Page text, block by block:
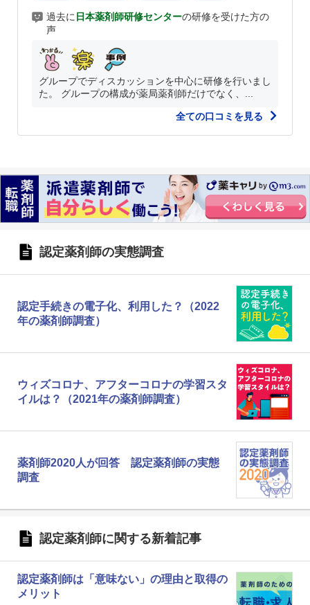
過去に 日本薬剤師研修センターの研修を受けた方の
声
グループでディスカッションを中心に研修を行いまし
た。 グループの構成が薬局薬剤師だけでなく、...
全ての口コミを見る
認定薬剤師の実態調査
認定手続きの電子化、利用した？（2022
年の薬剤師調査）
ウィズコロナ、アフターコロナの学習スタ
イルは？（2021年の薬剤師調査）
薬剤師2020人が回答 認定薬剤師の実態
調査
認定薬剤師に関する新着記事
認定薬剤師は「意味ない」の理由と取得の
メリット